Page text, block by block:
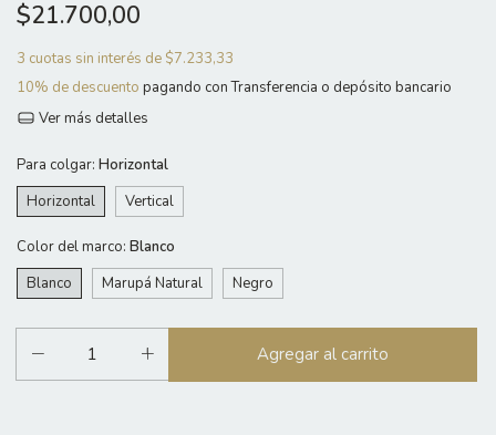
$21.700,00
3 cuotas sin interés de $7.233,33
10% de descuento pagando con Transferencia o depósito bancario
Ver más detalles
Para colgar: Horizontal
Horizontal
Vertical
Color del marco: Blanco
Blanco
Marupá Natural Negro